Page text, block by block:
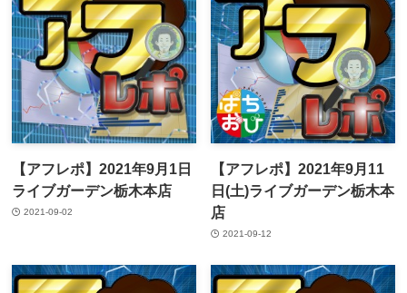
【アフレポ】2021年9月1日
ライブガーデン栃木本店
2021-09-02
【アフレポ】2021年9月11
日(土)ライブガーデン栃木本
店
2021-09-12